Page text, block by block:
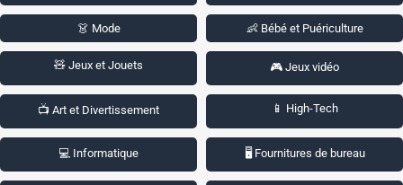
👗 Mode 👶 Bébé et Puériculture
🧸 Jeux et Jouets 🎮 Jeux vidéo
📺 Art et Divertissement 📱 High-Tech
💻 Informatique 🖥️ Fournitures de bureau